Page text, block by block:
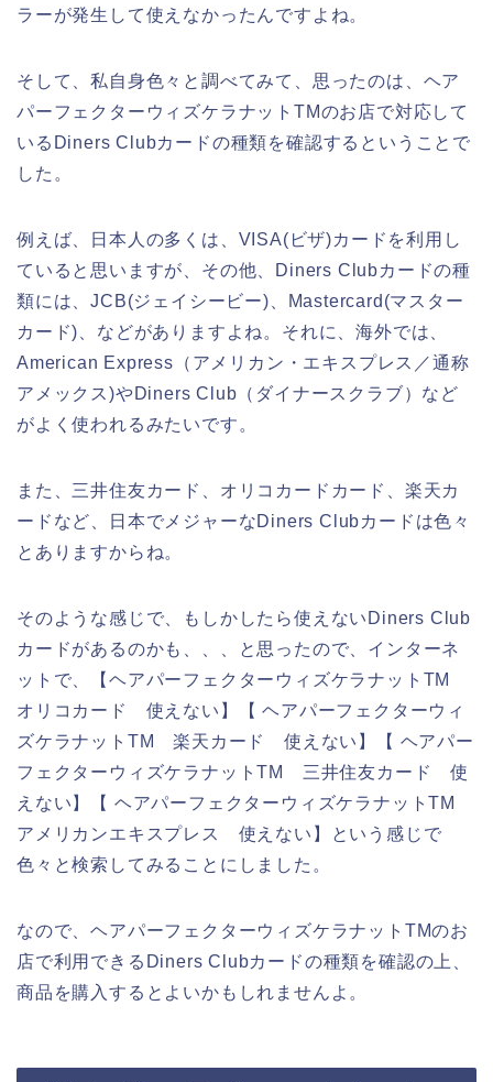
ラーが発生して使えなかったんですよね。
そして、私自身色々と調べてみて、思ったのは、ヘア
パーフェクターウィズケラナットTMのお店で対応して
いるDiners Clubカードの種類を確認するということで
した。
例えば、日本人の多くは、VISA(ビザ)カードを利用し
ていると思いますが、その他、Diners Clubカードの種
類には、JCB(ジェイシービー)、Mastercard(マスター
カード)、などがありますよね。それに、海外では、
American Express（アメリカン・エキスプレス／通称
アメックス)やDiners Club（ダイナースクラブ）など
がよく使われるみたいです。
また、三井住友カード、オリコカードカード、楽天カ
ードなど、日本でメジャーなDiners Clubカードは色々
とありますからね。
そのような感じで、もしかしたら使えないDiners Club
カードがあるのかも、、、と思ったので、インターネ
ットで、【ヘアパーフェクターウィズケラナットTM
オリコカード 使えない】【 ヘアパーフェクターウィ
ズケラナットTM 楽天カード 使えない】【 ヘアパー
フェクターウィズケラナットTM 三井住友カード 使
えない】【 ヘアパーフェクターウィズケラナットTM
アメリカンエキスプレス 使えない】という感じで
色々と検索してみることにしました。
なので、ヘアパーフェクターウィズケラナットTMのお
店で利用できるDiners Clubカードの種類を確認の上、
商品を購入するとよいかもしれませんよ。